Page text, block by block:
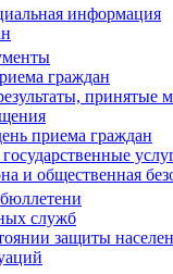
информация
граждан
принятые
приема граждан
и общественная
служб
защиты